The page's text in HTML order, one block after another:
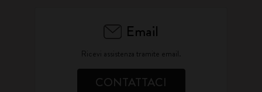
Email
Ricevi assistenza tramite email.
CONTATTACI